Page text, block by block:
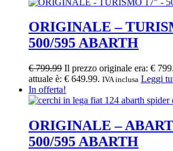
ORIGINALE –
500/595 ABARTH
€799.99 Il prezzo originale era: €
attuale è: € 649.99. IVA inclusa Leggi
In offerta!
ORIGINALE –
500/595 ABARTH